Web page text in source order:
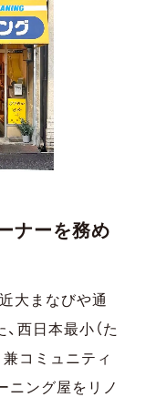
ナーを務め
近大まなびや通
西日本最小（た
兼コミュニティ
ニング屋をリノ